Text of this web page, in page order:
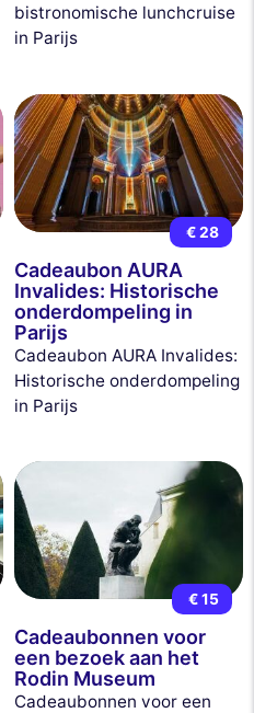
bistronomische lunchcruise
in Parijs
€ 28
Cadeaubon AURA
Invalides: Historische
onderdompeling in
Parijs
Cadeaubon AURA Invalides:
Historische onderdompeling
in Parijs
€ 15
Cadeaubonnen voor
een bezoek aan het
Rodin Museum
Cadeaubonnen voor een